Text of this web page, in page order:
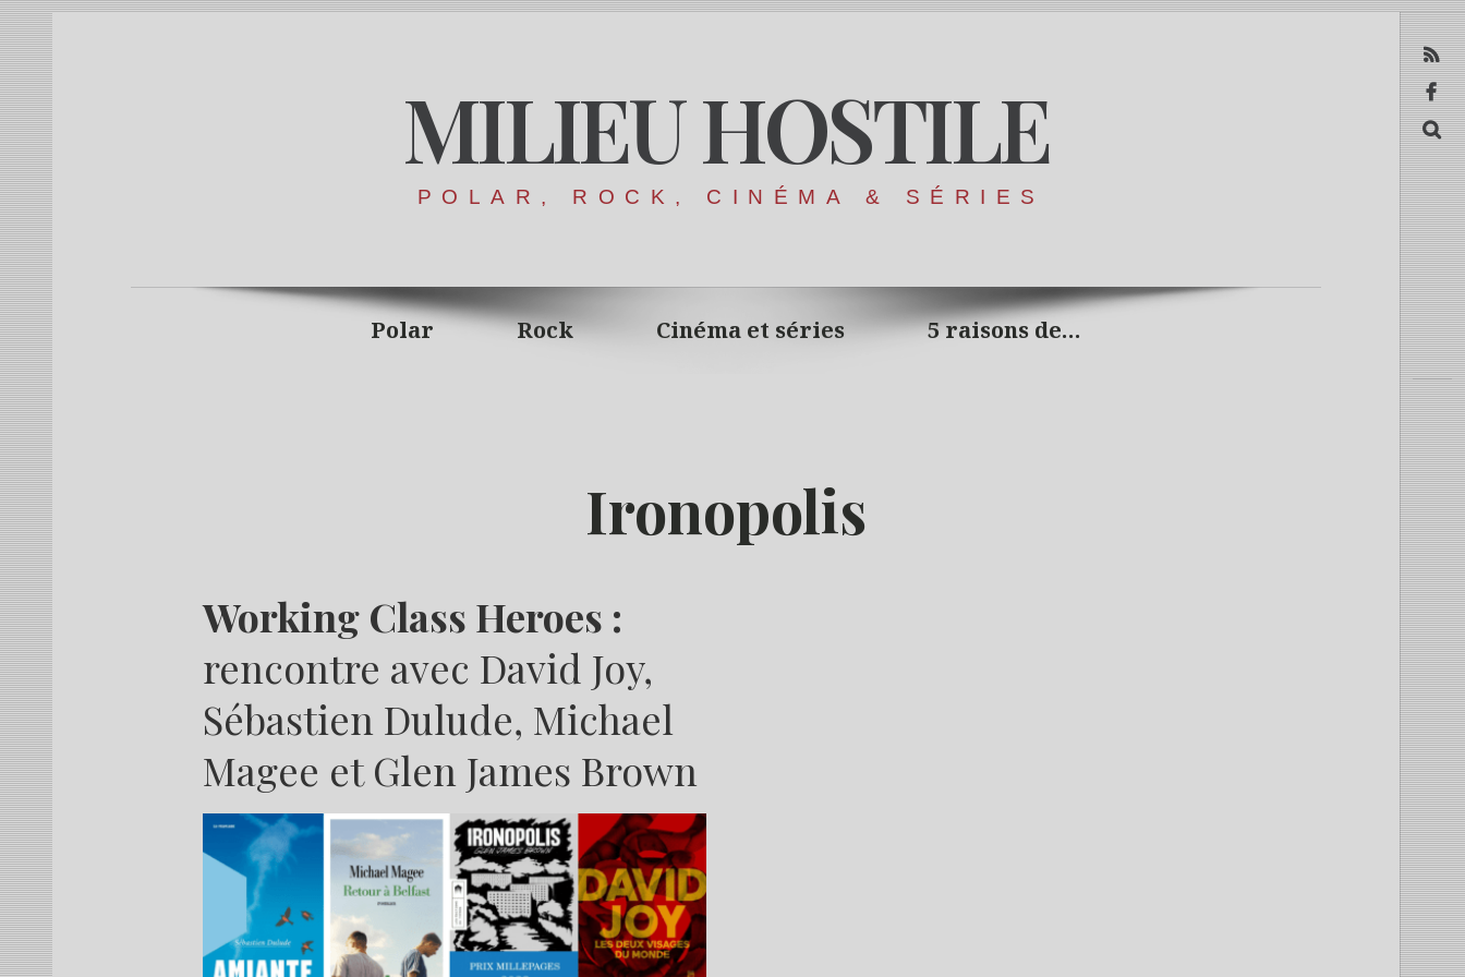
MILIEU HOSTILE
POLAR, ROCK, CINÉMA & SÉRIES
Polar Rock Cinéma et séries 5 raisons de…
Ironopolis
Working Class Heroes :
rencontre avec David Joy,
Sébastien Dulude, Michael
Magee et Glen James Brown
M
RSS
Facebook
Recerca